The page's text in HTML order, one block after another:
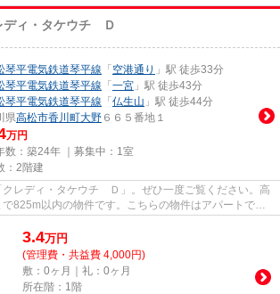
ディ・タケウチ Ｄ
琴平電気鉄道琴平線 「 空港通り 」駅 徒歩33分
琴平電気鉄道琴平線 「 一宮 」駅 徒歩43分
琴平電気鉄道琴平線 「 仏生山 」駅 徒歩44分
県高松市香川町大野 ６６５番地１
万円
数：築24年 ｜募集中： 1室
：2階建
クレディ・タケウチ Ｄ」。ぜひ一度ご覧ください。高
825m以内の物件です。こちらの物件はアパートで
、高松...
3.4万円
(管理費・共益費 4,000円)
敷：0ヶ月｜礼：0ヶ月
所在階：1階